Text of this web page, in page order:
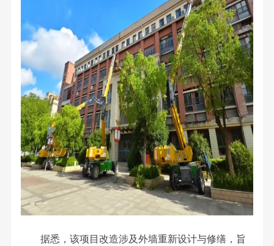
据悉，该项目改造涉及外墙重新设计与修缮，旨